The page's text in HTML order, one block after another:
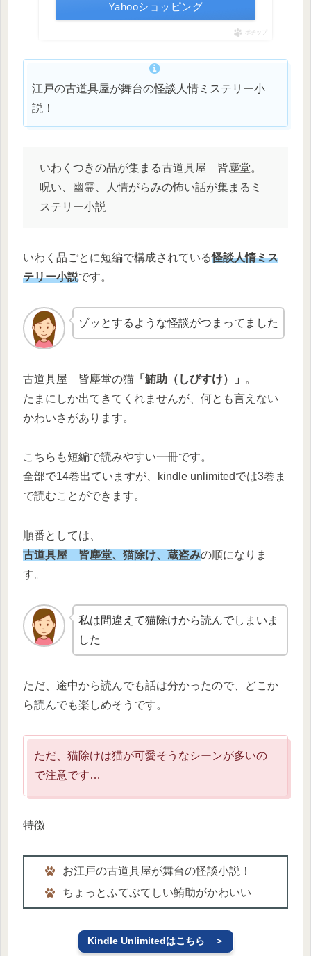
Yahooショッピング
ポチップ
江戸の古道具屋が舞台の怪談人情ミステリー小
説！
いわくつきの品が集まる古道具屋 皆塵堂。
呪い、幽霊、人情がらみの怖い話が集まるミ
ステリー小説
いわく品ごとに短編で構成されている怪談人情ミス
テリー小説です。
ゾッとするような怪談がつまってました
古道具屋 皆塵堂の猫 「鮪助（しびすけ）」
。
たまにしか出てきてくれませんが、何とも言えない
かわいさがあります。
こちらも短編で読みやすい一冊です。
全部で14巻出ていますが、kindle unlimitedでは3巻ま
で読むことができます。
順番としては、
古道具屋 皆塵堂、猫除け、蔵盗みの順になりま
す。
私は間違えて猫除けから読んでしまいま
した
ただ、途中から読んでも話は分かったので、どこか
ら読んでも楽しめそうです。
ただ、猫除けは猫が可愛そうなシーンが多いの
で注意です…
特徴
お江戸の古道具屋が舞台の怪談小説！
ちょっとふてぶてしい鮪助がかわいい
Kindle Unlimitedはこちら ＞